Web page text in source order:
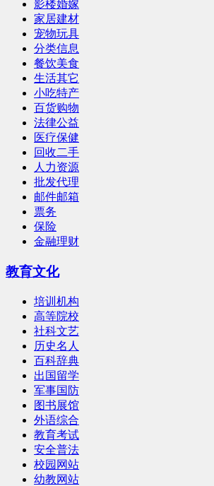
影楼婚嫁
家居建材
宠物玩具
分类信息
餐饮美食
生活其它
小吃特产
百货购物
法律公益
医疗保健
回收二手
人力资源
批发代理
邮件邮箱
票务
保险
金融理财
教育文化
培训机构
高等院校
社科文艺
历史名人
百科辞典
出国留学
军事国防
图书展馆
外语综合
教育考试
安全普法
校园网站
幼教网站